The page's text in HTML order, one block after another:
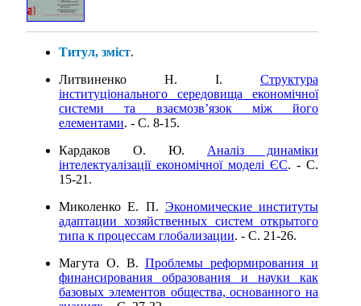
Титул, зміст.
Литвиненко Н. І. Структура
інституціонального середовища економічної
системи та взаємозв’язок між його
елементами. - C. 8-15.
Кардаков О. Ю. Аналіз динаміки
інтелектуалізації економічної моделі ЄС. - C.
15-21.
Миколенко Е. П. Экономические институты
адаптации хозяйственных систем открытого
типа к процессам глобализации. - C. 21-26.
Магута О. В.Проблемы реформирования и
финансирования образования и науки как
базовых элементов общества, основанного на